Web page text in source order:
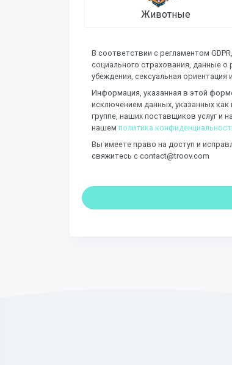
Животные
В соответствии с регламентом
социального страхования, данные
убеждения, сексуальная
Информация, указанная в этой
исключением данных, указанных
группе, наших поставщиков услуг и
нашем политика
Вы имеете право на доступ и
свяжитесь с contact@troov.com